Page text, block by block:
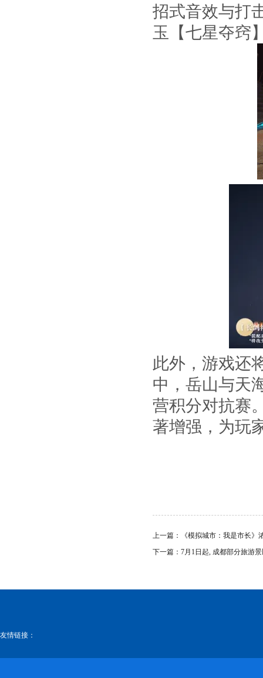
招式音效与打
玉【七星夺窍
此外，游戏还
中，岳山与天
营积分对抗赛
著增强，为玩
上一篇：
《模拟城市：我是市长
下一篇： 7月1日起, 成都部分旅游
友情链接：